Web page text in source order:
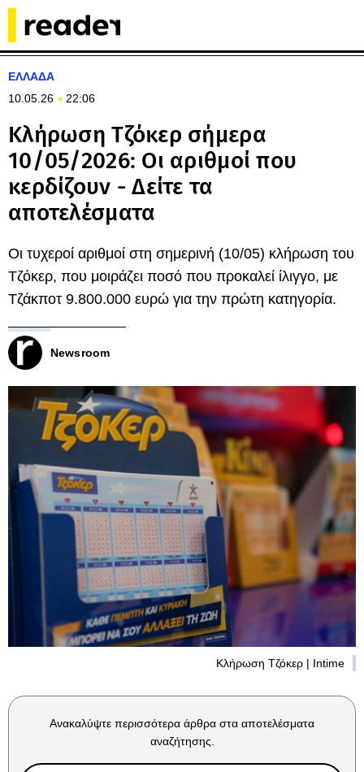
ΕΛΛΑΔΑ
10.05.26
22:06
Κλήρωση Τζόκερ σήμερα
10/05/2026: Οι αριθμοί που
κερδίζουν - Δείτε τα
αποτελέσματα
Οι τυχεροί αριθμοί στη σημερινή (10/05) κλήρωση του
Τζόκερ, που μοιράζει ποσό που προκαλεί ίλιγγο, με
Τζάκποτ 9.800.000 ευρώ για την πρώτη κατηγορία.
Newsroom
Κλήρωση Τζόκερ | Intime
Ανακαλύψτε περισσότερα άρθρα στα αποτελέσματα
αναζήτησης.